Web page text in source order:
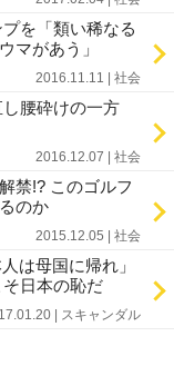
を「類い稀なる
マがあう」
2016.11.11 | 社会
腰砕けの一方
2016.12.07 | 社会
禁!? このゴルフ
のか
2015.12.05 | 社会
は母国に帰れ」
日本の恥だ
| スキャンダル